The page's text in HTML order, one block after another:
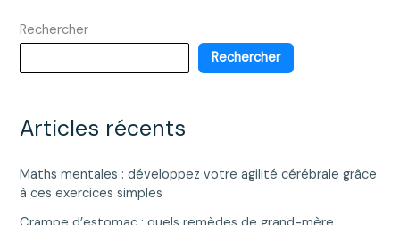
pour
rendre
?
Rechercher
Rechercher
Articles récents
Maths mentales : développez votre agilité cérébrale grâce
à ces exercices simples